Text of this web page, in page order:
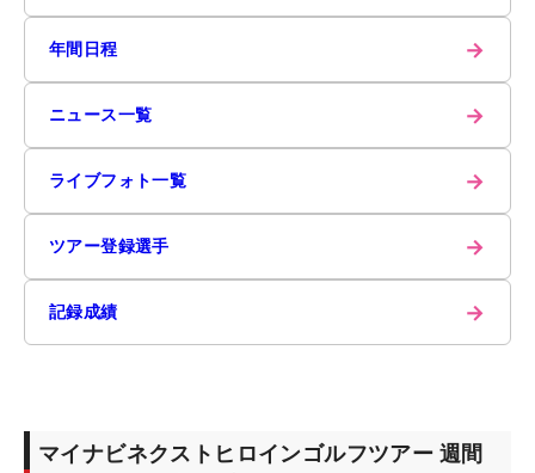
年間日程 →
ニュース一覧 →
ライブフォト一覧 →
ツアー登録選手 →
記録成績 →
マイナビネクストヒロインゴルフツアー 週間